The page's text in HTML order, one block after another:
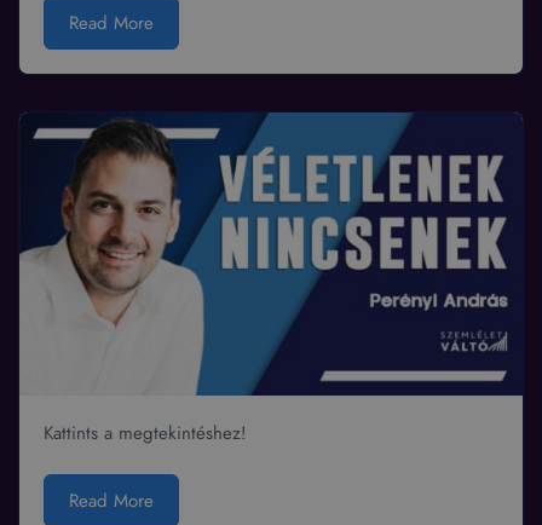
Read More
Kattints a megtekintéshez!
Read More